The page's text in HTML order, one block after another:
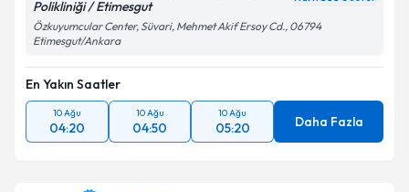
Polikliniği / Etimesgut
Özkuyumcular Center, Süvari, Mehmet Akif Ersoy Cd., 06794
Etimesgut/Ankara
En Yakın Saatler
10 Ağu
04:20
10 Ağu
04:50
10 Ağu
05:20 Daha Fazla